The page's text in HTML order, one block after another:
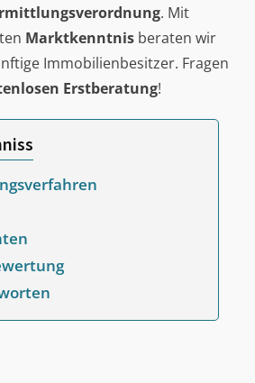
. Mit
Marktkenntnis beraten wir
Immobilienbesitzer. Fragen
Erstberatung!